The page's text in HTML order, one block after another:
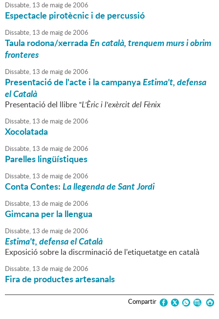
Dissabte, 13 de maigde2006
Espectacle pirotècnic i de percussió
Dissabte, 13 de maigde2006
Taula rodona/xerradaEn català, trenquem murs i obrim
fronteres
Dissabte, 13 de maigde2006
Presentació de l'acte i la campanyaEstima't, defensa
el Català
Presentació del llibre "L'Èric i l'exèrcit del Fènix
Dissabte, 13 de maigde2006
Xocolatada
Dissabte, 13 de maigde2006
Parelles lingüístiques
Dissabte, 13 de maigde2006
Conta Contes:La llegenda de Sant Jordi
Dissabte, 13 de maigde2006
Gimcana per la llengua
Dissabte, 13 de maigde2006
Estima't, defensa el Català
Exposició sobre la discrminació de l'etiquetatge en català
Dissabte, 13 de maigde2006
Fira de productes artesanals
Compartir